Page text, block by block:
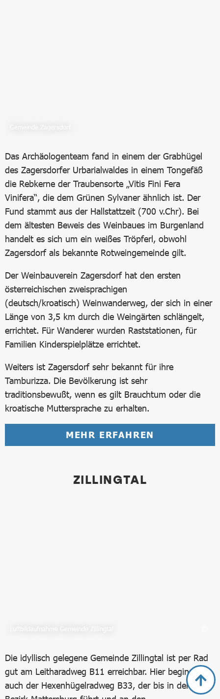
Das Archäologenteam fand in einem der Grabhügel
des Zagersdorfer Urbarialwaldes in einem Tongefäß
die Rebkerne der Traubensorte „Vitis Fini Fera
Vinifera“, die dem Grünen Sylvaner ähnlich ist. Der
Fund stammt aus der Hallstattzeit (700 v.Chr). Bei
dem ältesten Beweis des Weinbaues im Burgenland
handelt es sich um ein weißes Tröpferl, obwohl
Zagersdorf als bekannte Rotweingemeinde gilt.
Der Weinbauverein Zagersdorf hat den ersten
österreichischen zweisprachigen
(deutsch/kroatisch) Weinwanderweg, der sich in einer
Länge von 3,5 km durch die Weingärten schlängelt,
errichtet. Für Wanderer wurden Raststationen, für
Familien Kinderspielplätze errichtet.
Weiters ist Zagersdorf sehr bekannt für ihre
Tamburizza. Die Bevölkerung ist sehr
traditionsbewußt, wenn es gilt Brauchtum oder die
kroatische Muttersprache zu erhalten.
MEHR ERFAHREN
ZILLINGTAL
Die idyllisch gelegene Gemeinde Zillingtal ist per Rad
gut am Leitharadweg B11 erreichbar. Hier beginnt
auch der Hexenhügelradweg B33, der bis in den